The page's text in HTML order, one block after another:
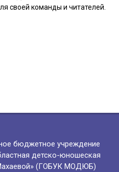
своей команды и читателей.
бюджетное учреждение
детско-юношеская
(ГОБУК МОДЮБ)